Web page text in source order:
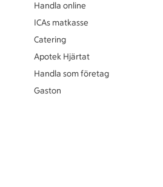
Handla online
ICAs matkasse
Catering
Apotek Hjärtat
Handla som företag
Gaston